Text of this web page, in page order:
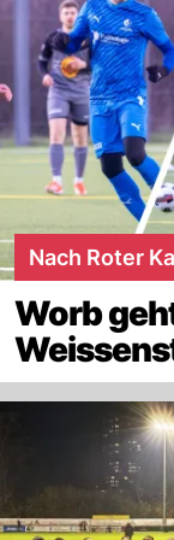
Nach Roter
Worb